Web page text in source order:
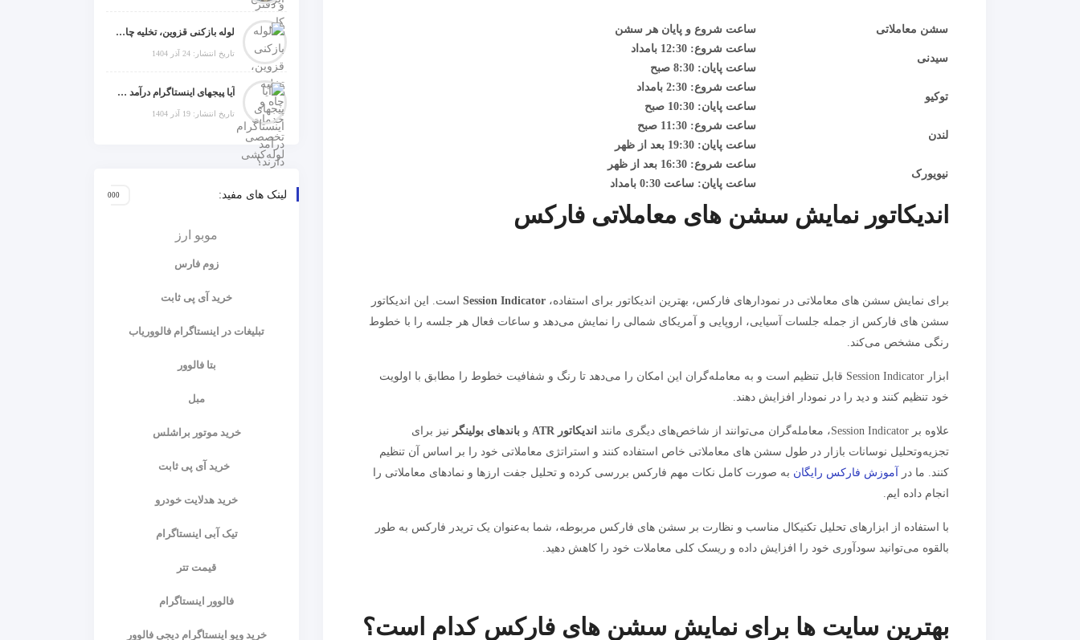
سشن معاملاتی ساعت شروع و پایان هر سشن
سیدنی
ساعت شروع: 12:30 بامداد
ساعت پایان: 8:30 صبح
توکیو
ساعت شروع: 2:30 بامداد
ساعت پایان: 10:30 صبح
لندن
ساعت شروع: 11:30 صبح
ساعت پایان: 19:30
بعد از ظهر
نیویورک
ساعت شروع: 16:30 بعد از ظهر
ساعت پایان: ساعت 0:30 بامداد
اندیکاتور نمایش سشن های معاملاتی فارکس
برای نمایش سشن های معاملاتی در نمودارهای فارکس، بهترین اندیکاتور برای استفاده، Session Indicator است. این اندیکاتور
سشن های فارکس از جمله جلسات آسیایی، اروپایی و آمریکای شمالی را نمایش می‌دهد و ساعات فعال هر جلسه را با خطوط
رنگی مشخص می‌کند.
ابزار Session Indicator قابل تنظیم است و به معامله‌گران این امکان را می‌دهد تا رنگ و شفافیت خطوط را مطابق با اولویت
خود تنظیم کنند و دید را در نمودار افزایش دهند.
علاوه بر Session Indicator، معامله‌گران می‌توانند از شاخص‌های دیگری مانند اندیکاتور ATR و باندهای بولینگر نیز برای
تجزیه‌وتحلیل نوسانات بازار در طول سشن های معاملاتی خاص استفاده کنند و استراتژی معاملاتی خود را بر اساس آن تنظیم
کنند. ما در
آموزش فارکس رایگان به صورت کامل نکات مهم فارکس بررسی کرده و تحلیل جفت ارزها و نمادهای معاملاتی را
انجام داده ایم.
با استفاده از ابزارهای تحلیل تکنیکال مناسب و نظارت بر سشن های فارکس مربوطه، شما به‌عنوان یک تریدر فارکس به طور
بالقوه می‌توانید سودآوری خود را افزایش داده و ریسک کلی معاملات خود را کاهش دهید.
بهترین سایت ها برای نمایش سشن های فارکس کدام است؟
لوله بازکنی قزوین، تخلیه چاه و خدمات تخصصی لوله‌کشی و تشخیص ترکیدگی
تاریخ انتشار: 24 آذر 1404
آیا پیجهای اینستاگرام درآمد دارند؟ راز موفقیت با استراتژی هوشمندانه
تاریخ انتشار: 19 آذر 1404
لینک های مفید:
موبو ارز
زوم فارس
خرید آی پی ثابت
تبلیغات در اینستاگرام فالووریاب
بتا فالوور
مبل
خرید موتور براشلس
خرید آی پی ثابت
خرید هدلایت خودرو
تیک آبی اینستاگرام
قیمت تتر
فالوور اینستاگرام
خرید ویو اینستاگرام دیجی فالوور